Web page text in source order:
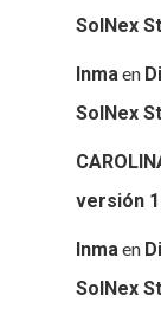
SolNex
Inmaen
SolNex
versión
Inmaen
SolNex